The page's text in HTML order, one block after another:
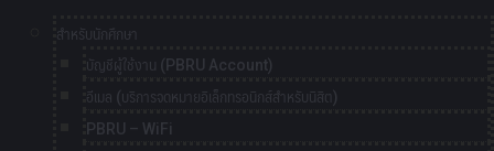
สำหรับนักศึกษา
บัญชีผู้ใช้งาน (PBRU Account)
อีเมล (บริการจดหมายอิเล็กทรอนิกส์สำหรับนิสิต)
PBRU – WiFi